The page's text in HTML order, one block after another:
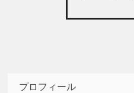
プロフィール